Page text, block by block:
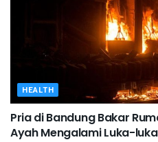
HEALTH
Pria di Bandung Bakar
Ayah Mengalami Luka-luka